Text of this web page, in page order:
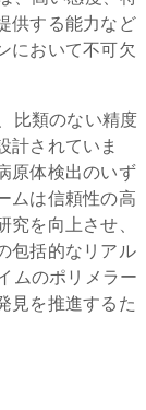
供する能力など
において不可欠
比類のない精度
計されていま
原体検出のいず
ムは信頼性の高
を向上させ、
包括的なリアル
ムのポリメラー
見を推進するた